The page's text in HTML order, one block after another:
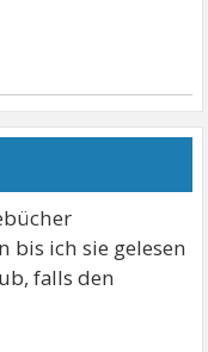
bis ich sie gelesen
falls den